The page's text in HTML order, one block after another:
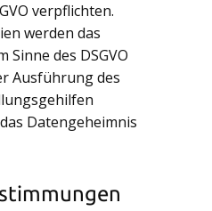
verpflichten.
werden das
Sinne des DSGVO
Ausführung des
Datengeheimnis